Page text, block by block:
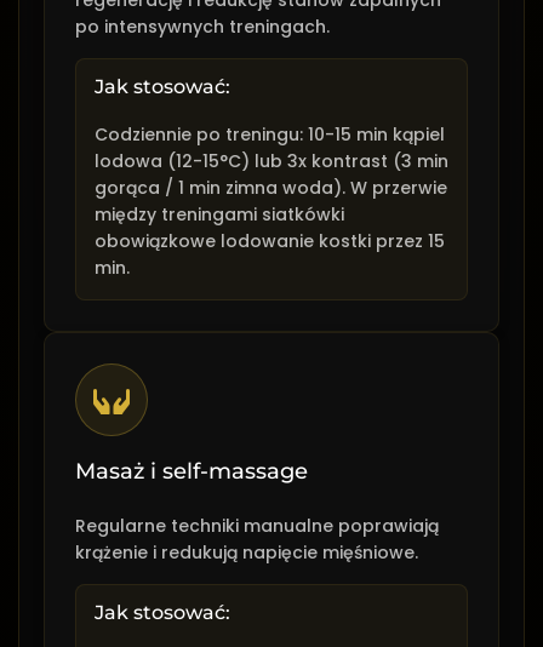
po intensywnych treningach.
Jak stosować:
Codziennie po treningu: 10-15 min kąpiel
lodowa (12-15°C) lub 3x kontrast (3 min
gorąca / 1 min zimna woda). W przerwie
między treningami siatkówki
obowiązkowe lodowanie kostki przez 15
min.
Masaż i self-massage
Regularne techniki manualne poprawiają
krążenie i redukują napięcie mięśniowe.
Jak stosować: